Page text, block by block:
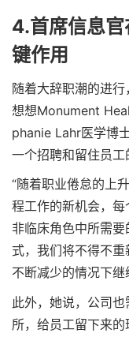
4.首席信息
键作用
随着大辞职潮的进行
想想Monument
phanie Lahr医学博
一个招聘和留住员工
“随着职业倦怠的上
程工作的新机会，
非临床角色中所需
式，我们将不得不
不断减少的情况下
此外，她说，公司
所，给员工留下来